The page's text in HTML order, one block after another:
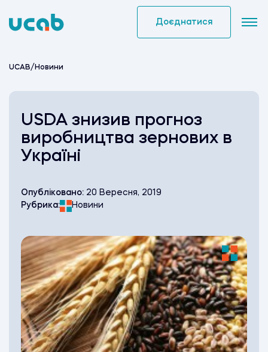
to
Доєднатися
UCAB/ Новини
USDA знизив прогноз
виробництва зернових в
Україні
Опубліковано: 20 Вересня, 2019
Рубрика:
Новини